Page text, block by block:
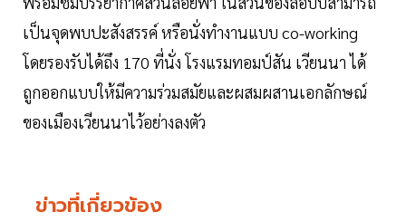
เป็นจุดพบปะสังสรรค์ หรือนั่งทำงานแบบ co-working
โดยรองรับได้ถึง 170 ที่นั่ง โรงแรมทอมป์สัน เวียนนา ได้
ถูกออกแบบให้มีความร่วมสมัยและผสมผสานเอกลักษณ์
ของเมืองเวียนนาไว้อย่างลงตัว
ข่าวที่เกี่ยวข้อง